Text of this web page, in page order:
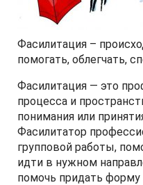
Фасилитация –
помогать, облегчать,
Фасилитация — это
процесса и
понимания или
Фасилитатор
групповой работы,
идти в нужном
помочь придать